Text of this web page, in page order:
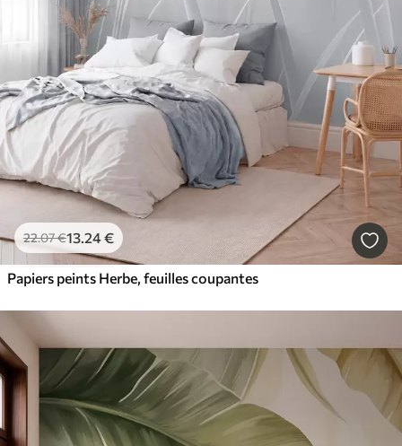
22.07€13.24€
Papiers peints Herbe, feuilles coupantes